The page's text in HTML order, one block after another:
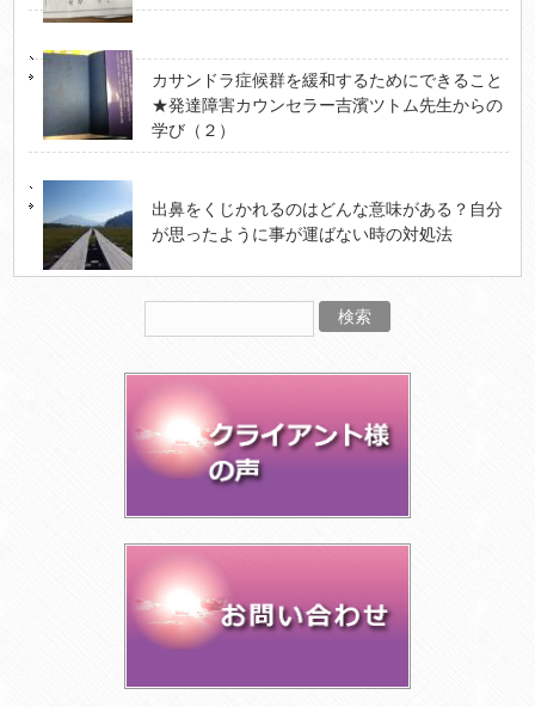
カサンドラ症候群を緩和するためにできること
★発達障害カウンセラー吉濱ツトム先生からの
学び（２）
出鼻をくじかれるのはどんな意味がある？自分
が思ったように事が運ばない時の対処法